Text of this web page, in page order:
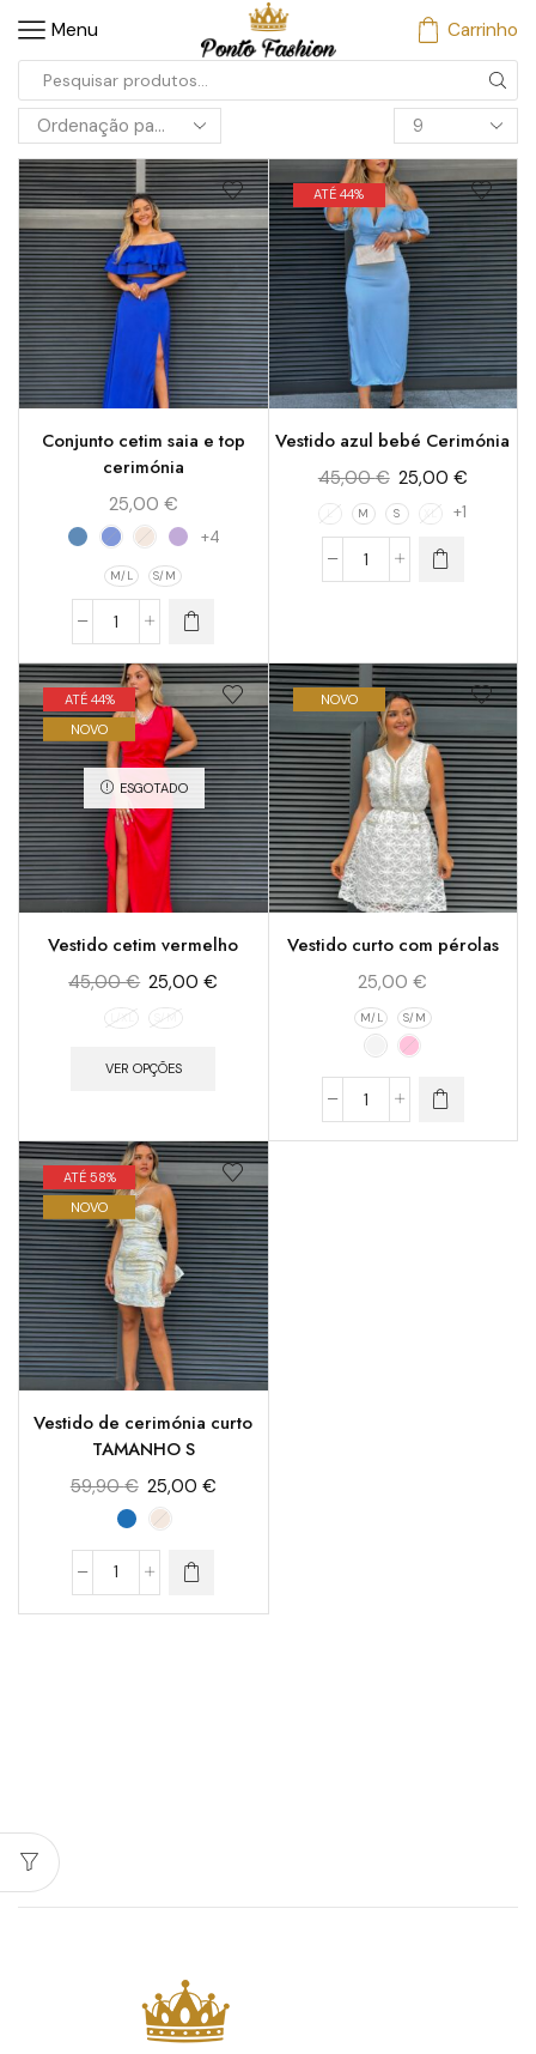
Menu Carrinho
Conjunto cetim saia e top
cerimónia
25,00 €
+4
M/L S/M
ATÉ 44%
Vestido azul bebé Cerimónia
45,00€ 25,00 €
L M S XL +1
ATÉ 44%
NOVO
ESGOTADO
Vestido cetim vermelho
45,00€ 25,00€
L/XL S/M
VER OPÇÕES
NOVO
Vestido curto com pérolas
25,00€
M/L S/M
ATÉ 58%
NOVO
Vestido de cerimónia curto
TAMANHO S
59,90€ 25,00 €